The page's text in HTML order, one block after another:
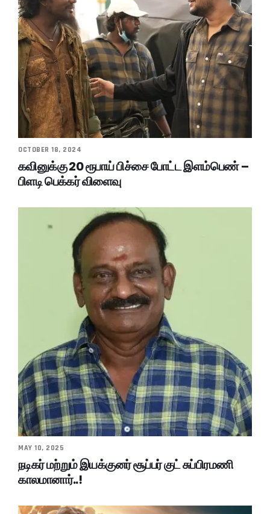
OCTOBER 18, 2024
கவினுக்கு 20 ரூபாய் பிச்சை போட்ட இளம்பெண் –
பிளடி பெக்கர் விளைவு
MAY 10, 2025
நடிகர் மற்றும் இயக்குனர் சூப்பர் குட் சுப்பிரமணி
காலமானார்..!